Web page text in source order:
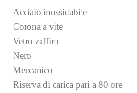
Acciaio inossidabile
Corona a vite
Vetro zaffiro
Nero
Meccanico
Riserva di carica pari a 80 ore